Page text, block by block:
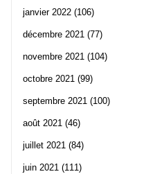
janvier 2022 (106)
décembre 2021 (77)
novembre 2021 (104)
octobre 2021 (99)
septembre 2021 (100)
août 2021 (46)
juillet 2021 (84)
juin 2021 (111)